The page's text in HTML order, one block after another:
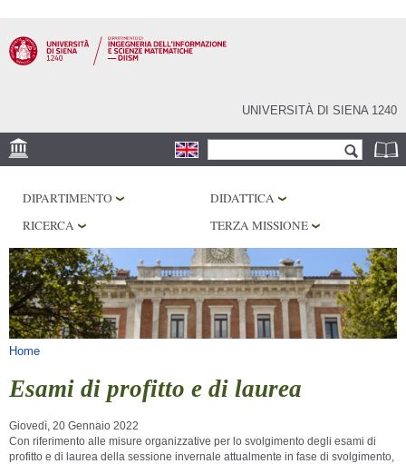
contenuto
principale
UNIVERSITÀ DI SIENA 1240
Form di ricerca
PHD PROGRAM
LABORATORI
BIBLIOTECHE
SERVIZI
DIPARTIMENTO
DIDATTICA
RICERCA
TERZA MISSIONE
Tu sei qui
Home
Esami di profitto e di laurea
Giovedì, 20 Gennaio 2022
Con riferimento alle misure organizzative per lo svolgimento degli esami di
profitto e di laurea della sessione invernale attualmente in fase di svolgimento,